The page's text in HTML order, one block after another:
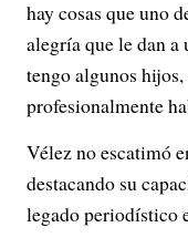
hay cosas que uno
alegría que le dan
tengo algunos
profesionalmente
Vélez no escatimó
destacando su
legado periodístico